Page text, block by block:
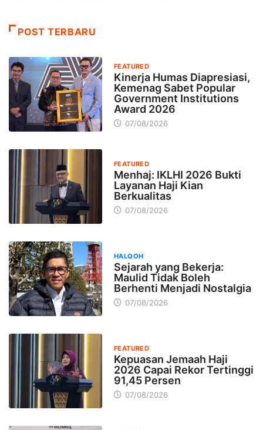
POST TERBARU
FEATURED
Kinerja Humas Diapresiasi,
Kemenag Sabet Popular
Government Institutions
Award 2026
07/08/2026
FEATURED
Menhaj: IKLHI 2026 Bukti
Layanan Haji Kian
Berkualitas
07/08/2026
HALQOH
Sejarah yang Bekerja:
Maulid Tidak Boleh
Berhenti Menjadi Nostalgia
07/08/2026
FEATURED
Kepuasan Jemaah Haji
2026 Capai Rekor Tertinggi
91,45 Persen
07/08/2026